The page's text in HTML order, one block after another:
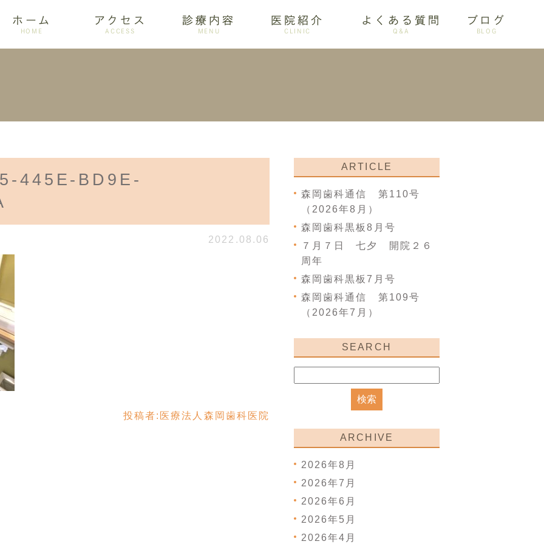
ホーム
HOME
アクセス
ACCESS
診療内容
MENU
訪問歯科 歯周病 ホワイトニング 審美歯科
医院紹介
CLINIC
設備紹介 アクセス
よくある質問
Q&A
ブログ
BLOG
グ
445E-BD9E-
2022.08.06
投稿者: 医療法人森岡歯科医院
ARTICLE
森岡歯科通信 第110号
（2026年8月）
森岡歯科黒板8月号
７月７日 七夕 開院２６
周年
森岡歯科黒板7月号
森岡歯科通信 第109号
（2026年7月）
SEARCH
ARCHIVE
2026年8月
2026年7月
2026年6月
2026年5月
2026年4月